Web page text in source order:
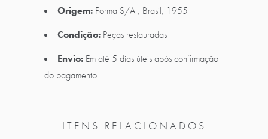
Origem: Forma S/A , Brasil, 1955
Condição: Peças restauradas
Envio: Em até 5 dias úteis após confirmação
do pagamento
ITENS RELACIONADOS